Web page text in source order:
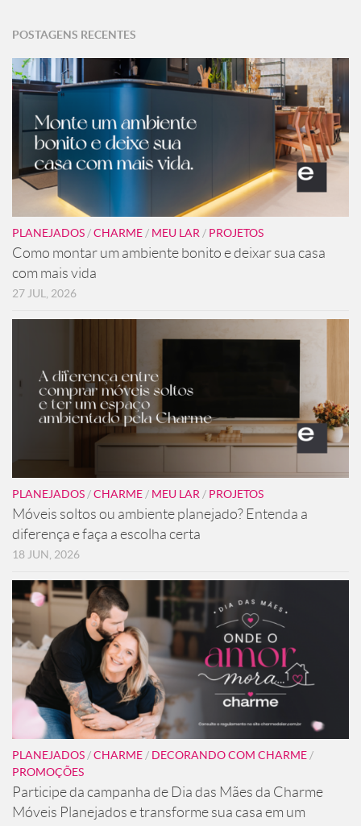
POSTAGENS RECENTES
PLANEJADOS/CHARME/ MEU LAR/ PROJETOS
Como montar um ambiente bonito e deixar sua casa
com mais vida
27 JUL, 2026
PLANEJADOS/CHARME/ MEU LAR/ PROJETOS
Móveis soltos ou ambiente planejado? Entenda a
diferença e faça a escolha certa
18 JUN, 2026
PLANEJADOS /CHARME / DECORANDO COM CHARME /
PROMOÇÕES
Participe da campanha de Dia das Mães da Charme
Móveis Planejados e transforme sua casa em um